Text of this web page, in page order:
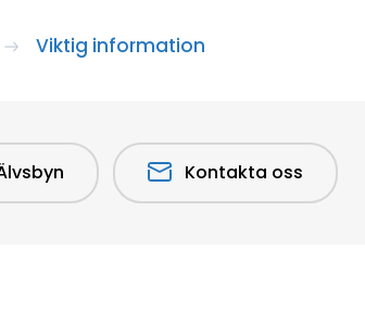
Viktig information
Kontakta oss